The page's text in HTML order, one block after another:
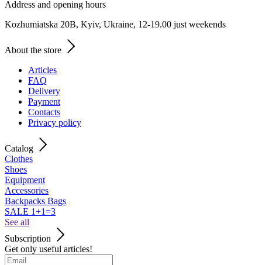
Address and opening hours
Kozhumiatska 20B, Kyiv, Ukraine, 12-19.00 just weekends
About the store
Articles
FAQ
Delivery
Payment
Contacts
Privacy policy
Catalog
Clothes
Shoes
Equipment
Accessories
Backpacks Bags
SALE 1+1=3
See all
Subscription
Get only useful articles!